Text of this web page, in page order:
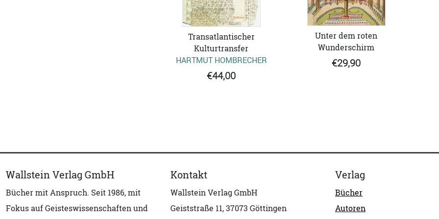
Transatlantischer
Kulturtransfer
HARTMUT HOMBRECHER
€44,00
Unter dem roten
Wunderschirm
€29,90
Wallstein Verlag GmbH
Bücher mit Anspruch. Seit 1986, mit
Fokus auf Geisteswissenschaften und
Kontakt
Wallstein Verlag GmbH
Geiststraße 11, 37073 Göttingen
Verlag
Bücher
Autoren